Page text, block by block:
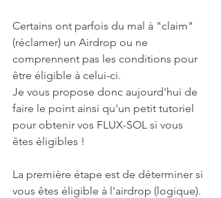
Certains ont parfois du mal à "claim"
(réclamer) un Airdrop ou ne
comprennent pas les conditions pour
être éligible à celui-ci.
Je vous propose donc aujourd'hui de
faire le point ainsi qu'un petit tutoriel
pour obtenir vos FLUX-SOL si vous
êtes éligibles !
La première étape est de déterminer si
vous êtes éligible à l'airdrop (logique).